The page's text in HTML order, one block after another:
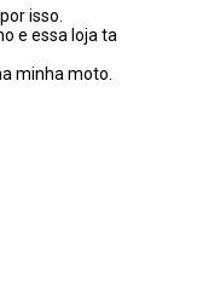
isso.
e essa loja ta
minha moto.